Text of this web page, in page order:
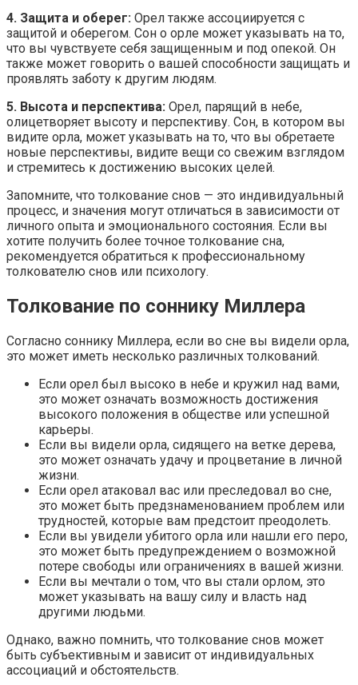
4. Защита и оберег: Орел также ассоциируется с
защитой и оберегом. Сон о орле может указывать на то,
что вы чувствуете себя защищенным и под опекой. Он
также может говорить о вашей способности защищать и
проявлять заботу к другим людям.
5. Высота и перспектива: Орел, парящий в небе,
олицетворяет высоту и перспективу. Сон, в котором вы
видите орла, может указывать на то, что вы обретаете
новые перспективы, видите вещи со свежим взглядом
и стремитесь к достижению высоких целей.
Запомните, что толкование снов — это индивидуальный
процесс, и значения могут отличаться в зависимости от
личного опыта и эмоционального состояния. Если вы
хотите получить более точное толкование сна,
рекомендуется обратиться к профессиональному
толкователю снов или психологу.
Толкование по соннику Миллера
Согласно соннику Миллера, если во сне вы видели орла,
это может иметь несколько различных толкований.
Если орел был высоко в небе и кружил над вами,
это может означать возможность достижения
высокого положения в обществе или успешной
карьеры.
Если вы видели орла, сидящего на ветке дерева,
это может означать удачу и процветание в личной
жизни.
Если орел атаковал вас или преследовал во сне,
это может быть предзнаменованием проблем или
трудностей, которые вам предстоит преодолеть.
Если вы увидели убитого орла или нашли его перо,
это может быть предупреждением о возможной
потере свободы или ограничениях в вашей жизни.
Если вы мечтали о том, что вы стали орлом, это
может указывать на вашу силу и власть над
другими людьми.
Однако, важно помнить, что толкование снов может
быть субъективным и зависит от индивидуальных
ассоциаций и обстоятельств.